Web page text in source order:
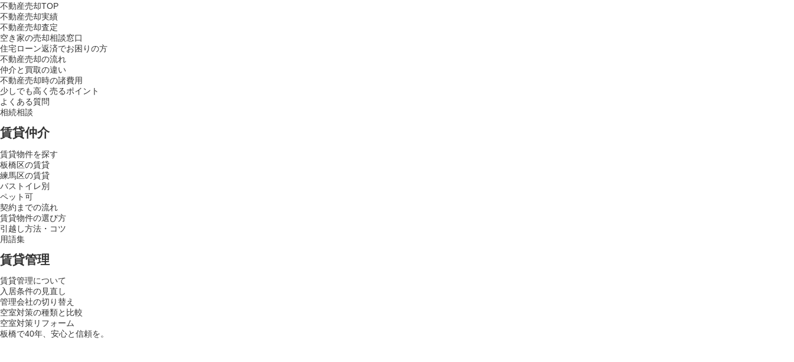
不動産売却TOP
不動産売却実績
不動産売却査定
空き家の売却相談窓口
住宅ローン返済でお困りの方
不動産売却の流れ
仲介と買取の違い
不動産売却時の諸費用
少しでも高く売るポイント
よくある質問
相続相談
賃貸仲介
賃貸物件を探す
板橋区の賃貸
練馬区の賃貸
バストイレ別
ペット可
契約までの流れ
賃貸物件の選び方
引越し方法・コツ
用語集
賃貸管理
賃貸管理について
入居条件の見直し
管理会社の切り替え
空室対策の種類と比較
空室対策リフォーム
板橋で40年、安心と信頼を。